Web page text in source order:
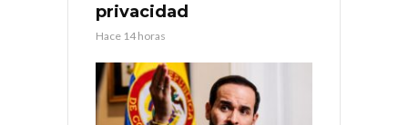
privacidad
Hace 14 horas